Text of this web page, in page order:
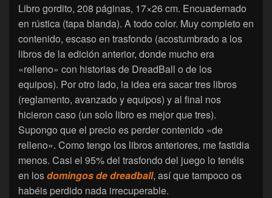
Libro gordito, 208 páginas, 17×26 cm. Encuadernado
en rústica (tapa blanda). A todo color. Muy completo en
contenido, escaso en trasfondo (acostumbrado a los
libros de la edición anterior, donde mucho era
«relleno» con historias de DreadBall o de los
equipos). Por otro lado, la idea era sacar tres libros
(reglamento, avanzado y equipos) y al final nos
hicieron caso (un solo libro es mejor que tres).
Supongo que el precio es perder contenido «de
relleno». Como tengo los libros anteriores, me fastidia
menos. Casi el 95% del trasfondo del juego lo tenéis
en losdomingos de dreadball, así que tampoco os
habéis perdido nada irrecuperable.